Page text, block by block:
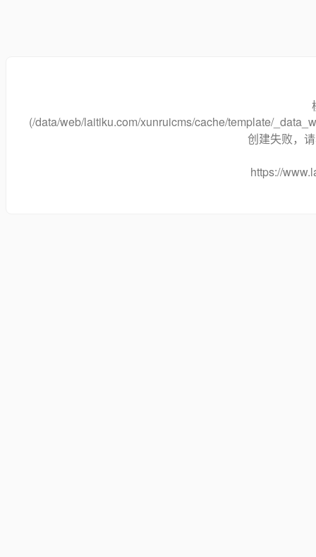
(/data/web/laitiku.com/xunruicms/cache/template/
创建失败，
https://